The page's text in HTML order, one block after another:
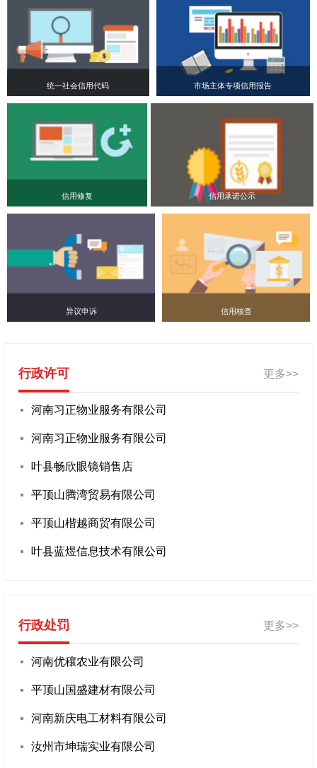
统一社会信用代码 市场主体专项信用报告
信用修复 信用承诺公示
异议申诉 信用核查
行政许可 更多>>
河南习正物业服务有限公司
河南习正物业服务有限公司
叶县畅欣眼镜销售店
平顶山腾湾贸易有限公司
平顶山楷越商贸有限公司
叶县蓝煜信息技术有限公司
行政处罚 更多>>
河南优穰农业有限公司
平顶山国盛建材有限公司
河南新庆电工材料有限公司
汝州市坤瑞实业有限公司